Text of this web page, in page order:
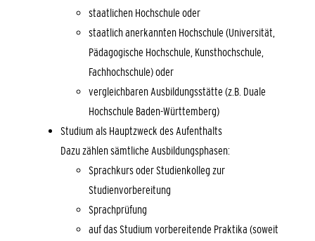
staatlichen Hochschule oder
staatlich anerkannten Hochschule (Universität,
Pädagogische Hochschule, Kunsthochschule,
Fachhochschule)oder
vergleichbaren Ausbildungsstätte (z.B. Duale
Hochschule Baden-Württemberg)
Studium als Hauptzweck des Aufenthalts
Dazu zählen sämtliche Ausbildungsphasen:
Sprachkurs oder Studienkolleg zur
Studienvorbereitung
Sprachprüfung
auf das Studium vorbereitende Praktika (soweit